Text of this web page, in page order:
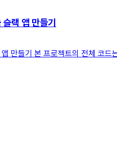
랙 앱 만들기
앱 만들기 본 프로젝트의 전체